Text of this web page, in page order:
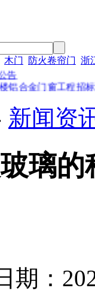
木门 防火卷帘门 浙
告
铝合金门窗工程招
新闻资
璃
期：